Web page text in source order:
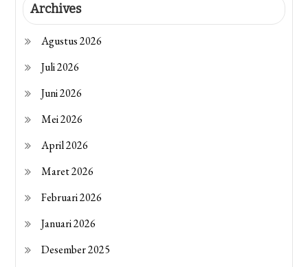
Archives
Agustus 2026
Juli 2026
Juni 2026
Mei 2026
April 2026
Maret 2026
Februari 2026
Januari 2026
Desember 2025